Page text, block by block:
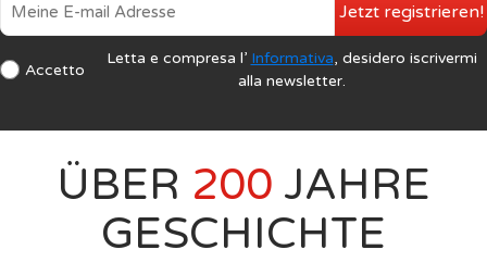
Accetto
Letta e compresa l’ Informativa, desidero iscrivermi
alla newsletter.
Jetzt registrieren!
ÜBER 200 JAHRE
GESCHICHTE